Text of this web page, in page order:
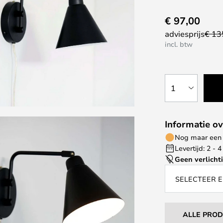
€ 97,00
adviesprijs€
incl. btw
1
Informatie
Nog maar
Levertijd: 2 -
Geen
SELECTEER
ALLE